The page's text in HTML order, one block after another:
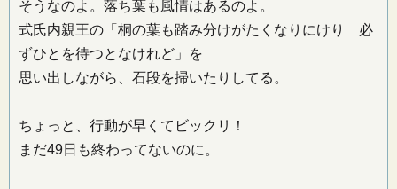
そうなのよ。落ち葉も風情はあるのよ。
式氏内親王の「桐の葉も踏み分けがたくなりにけり 必
ずひとを待つとなけれど」を
思い出しながら、石段を掃いたりしてる。
ちょっと、行動が早くてビックリ！
まだ49日も終わってないのに。